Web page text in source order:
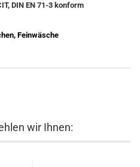
DIN EN 71-3 konform
Feinwäsche
wir Ihnen: